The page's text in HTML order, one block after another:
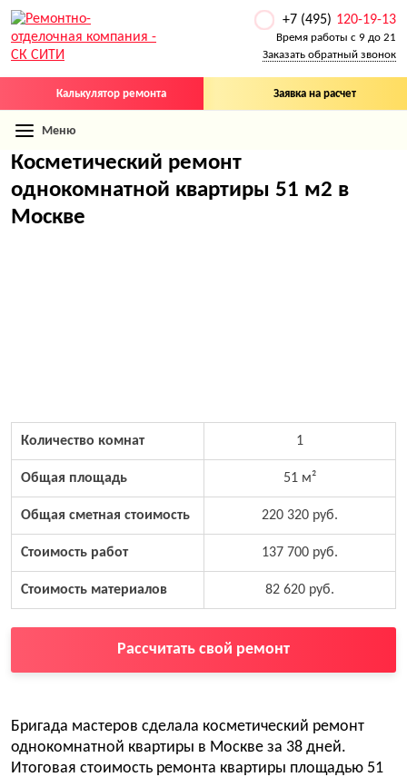
Калькулятор ремонта Заявка на расчет
+7 (495) 120-19-13
Время работы с 9 до 21
Заказать обратный звонок
Меню
Косметический ремонт
однокомнатной квартиры 51 м2 в
Москве
Количество комнат 1
Общая площадь 51 м²
Общая сметная стоимость 220 320 руб.
Стоимость работ 137 700 руб.
Стоимость материалов 82 620 руб.
Рассчитать свой ремонт
Бригада мастеров сделала косметический ремонт
однокомнатной квартиры в Москве за 38 дней.
Итоговая стоимость ремонта квартиры площадью 51